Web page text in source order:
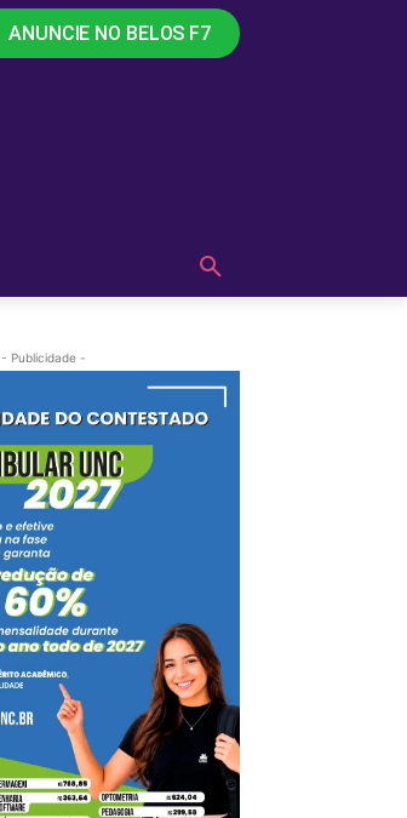
ANUNCIE NO BELOS F7
- Publicidade -